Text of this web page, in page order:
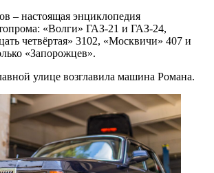
– настоящая энциклопедия
«Волги» ГАЗ-21 и ГАЗ-24,
четвёртая» 3102, «Москвичи» 407 и
«Запорожцев».
улице возглавила машина Романа.